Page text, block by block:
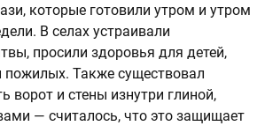
которые готовили утром и утром
В селах устраивали
просили здоровья для детей,
Также существовал
ворот и стены изнутри глиной,
— считалось, что это защищает